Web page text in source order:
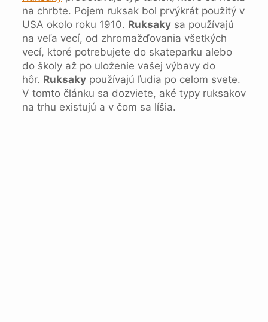
na chrbte. Pojem ruksak bol prvýkrát použitý v
USA okolo roku 1910. Ruksakysa používajú
na veľa vecí, od zhromažďovania všetkých
vecí, ktoré potrebujete do skateparku alebo
do školy až po uloženie vašej výbavy do
hôr. Ruksakypoužívajú ľudia po celom svete.
V tomto článku sa dozviete, aké typy ruksakov
na trhu existujú a v čom sa líšia.